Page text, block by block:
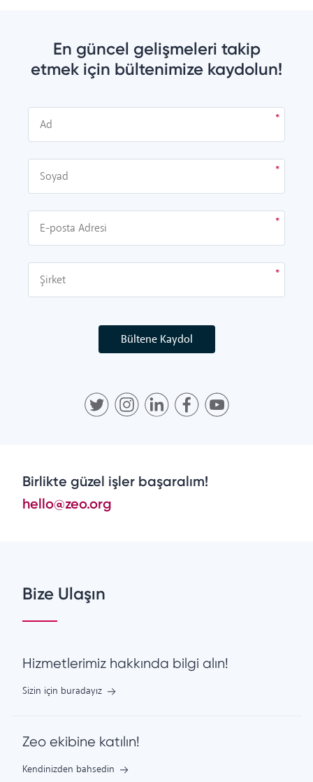
En güncel gelişmeleri takip
etmek için bültenimize kaydolun!
Bültene Kaydol
Birlikte güzel işler başaralım!
hello@zeo.org
Bize Ulaşın
Hizmetlerimiz hakkında bilgi alın!
Sizin için buradayız
Zeo ekibine katılın!
Kendinizden bahsedin